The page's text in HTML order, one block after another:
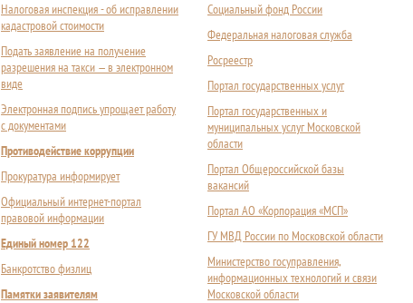
Налоговая инспекция - об исправлении
кадастровой стоимости
Подать заявление на получение
разрешения на такси — в электронном
виде
Электронная подпись упрощает работу
с документами
Противодействие коррупции
Прокуратура информирует
Официальный интернет-портал
правовой информации
Единый номер 122
Банкротство физлиц
Памятки заявителям
Социальный фонд России
Федеральная налоговая служба
Росреестр
Портал государственных услуг
Портал государственных и
муниципальных услуг Московской
области
Портал Общероссийской базы
вакансий
Портал АО «Корпорация «МСП»
ГУ МВД России по Московской области
Министерство госуправления,
информационных технологий и связи
Московской области